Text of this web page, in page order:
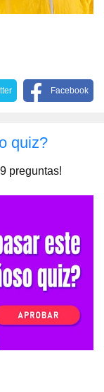
Facebook
quiz?
preguntas!